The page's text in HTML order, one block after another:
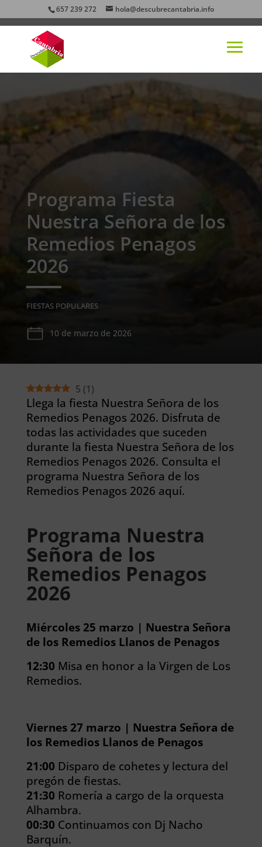
657 239 272 hola@descubrecantabria.info
Programa Fiesta
Nuestra Señora de los
Remedios Penagos
2026
FIESTAS POPULARES
10 de marzo de 2026
5 (1)
Llega la fiesta Nuestra Señora de los
Remedios Penagos 2026. Disfruta de
todas las actividades que suceden
durante la fiesta Nuestra Señora de los
Remedios Penagos 2026. Consulta el
programa Nuestra Señora de los
Remedios Penagos 2026 aquí.
Programa Nuestra
Señora de los
Remedios Penagos
2026
Miércoles 25 marzo | Nuestra Señora
de los Remedios Llanos de Penagos
12:30 Misa en honor a la Virgen de Los
Remedios.
Viernes 27 marzo | Nuestra Señora de
los Remedios Llanos de Penagos
21:00 Disparo de cohetes y lectura del
pregón de fiestas.
21:30 Romería a cargo de la orquesta
Alhambra.
00:30 Continuamos con Dj Nacho
Barquín.